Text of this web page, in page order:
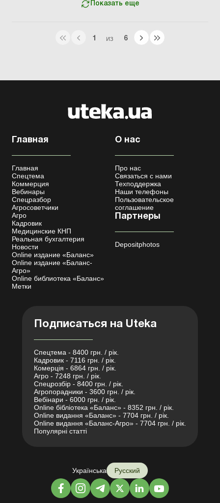
Показать еще
1 ИЗ 6
Главная
Главная
Спецтема
Коммерция
Вебинары
Спецразбор
Агросоветчики
Агро
Кадровик
Медицинские КНП
Реальная бухгалтерия
Новости
Online издание «Баланс»
Online издание «Баланс-
Агро»
Online библиотека «Баланс»
Метки
О нас
Про нас
Связаться с нами
Техподдержка
Наши телефоны
Пользовательское
соглашение
Партнеры
Depositphotos
Подписаться на Uteka
Спецтема - 8400 грн. / рік.
Кадровик - 7116 грн. / рік.
Комерція - 6864 грн. / рік.
Агро - 7248 грн. / рік.
Спецрозбір - 8400 грн. / рік.
Агропорадники - 3600 грн. / рік.
Вебінари - 6000 грн. / рік.
Online бібліотека «Баланс» - 8352 грн. / рік.
Online видання «Баланс» - 7704 грн. / рік.
Online видання «Баланс-Агро» - 7704 грн. / рік.
Популярні статті
Українська Русский